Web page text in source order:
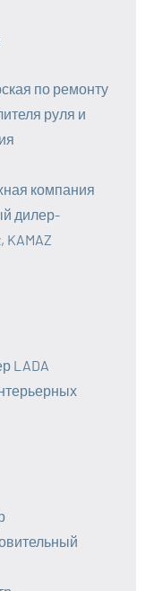
по ремонту
руля и
компания
дилер-
KAMAZ
LADA